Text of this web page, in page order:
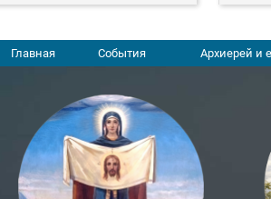
Главная События Архиерей и